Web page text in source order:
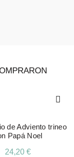
de Adviento trineo
Papá Noel
24,20 €